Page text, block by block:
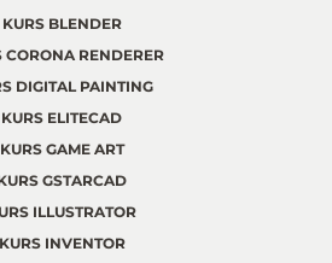
KURS BLENDER
CORONA RENDERER
DIGITAL PAINTING
KURS ELITECAD
KURS GAME ART
GSTARCAD
ILLUSTRATOR
KURS INVENTOR